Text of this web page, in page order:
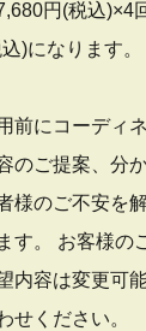
円(税込)×4
)になります。
前にコーディ
のご提案、分
様のご不安を
す。 お客様の
内容は変更可
せください。